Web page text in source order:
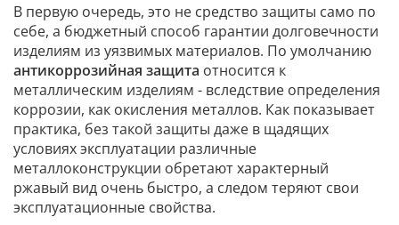
В первую очередь, это не средство защиты само по
себе, а бюджетный способ гарантии долговечности
изделиям из уязвимых материалов. По умолчанию
антикоррозийная защита относится к
металлическим изделиям - вследствие определения
коррозии, как окисления металлов. Как показывает
практика, без такой защиты даже в щадящих
условиях эксплуатации различные
металлоконструкции обретают характерный
ржавый вид очень быстро, а следом теряют свои
эксплуатационные свойства.